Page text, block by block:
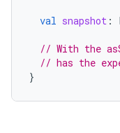
val snapshot :
// With the
// has the
}